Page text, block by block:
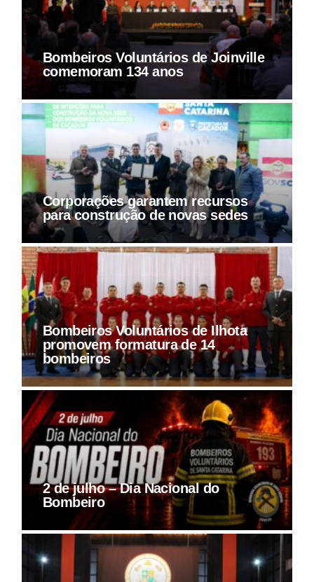
Bombeiros Voluntários de Joinville
comemoram 134 anos
Corporações garantem recursos
para construção de novas sedes
Bombeiros Voluntários de Ilhota
promovem formatura de 14
bombeiros
2 de julho – Dia Nacional do
Bombeiro